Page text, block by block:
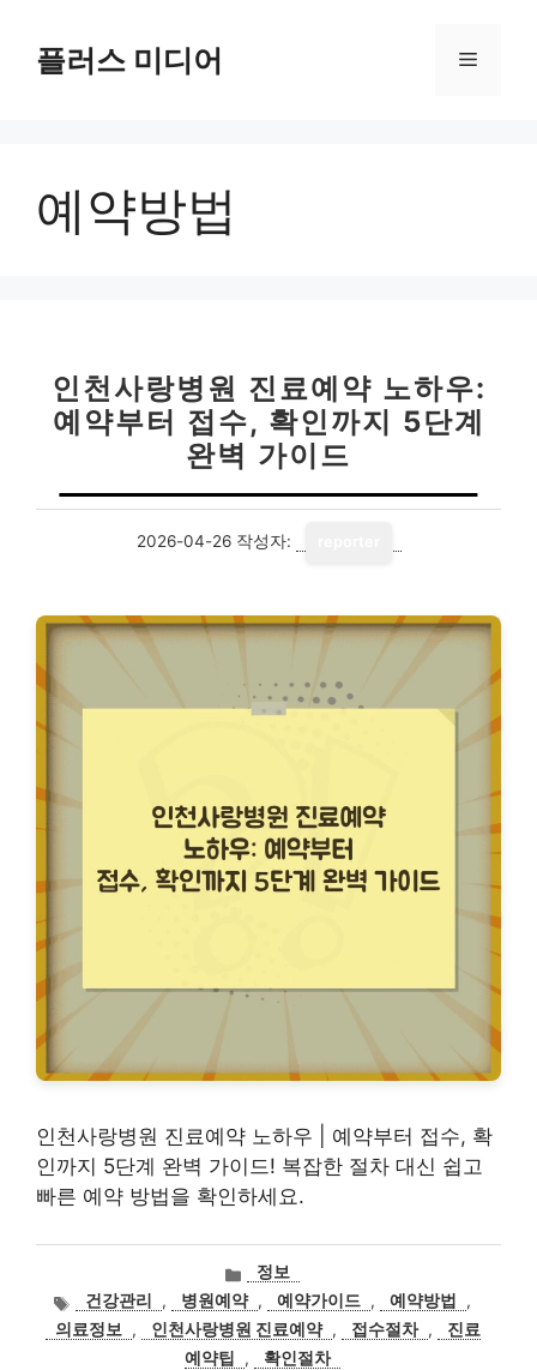
플러스 미디어 메
예약방법
인천사랑병원 진료예약 노하우:
예약부터 접수, 확인까지 5단계
완벽 가이드
2026-04-26 작성자:
인천사랑병원 진료예약 노하우 | 예약부터 접수, 확
인까지 5단계 완벽 가이드! 복잡한 절차 대신 쉽고
빠른 예약 방법을 확인하세요.
카
테
고
리
정보
태
그
건강관리 , 병원예약 , 예약가이드 , 예약방법
,
의료정보
, 인천사랑병원 진료예약 , 접수절차 ,
진료
예약팁
, 확인절차